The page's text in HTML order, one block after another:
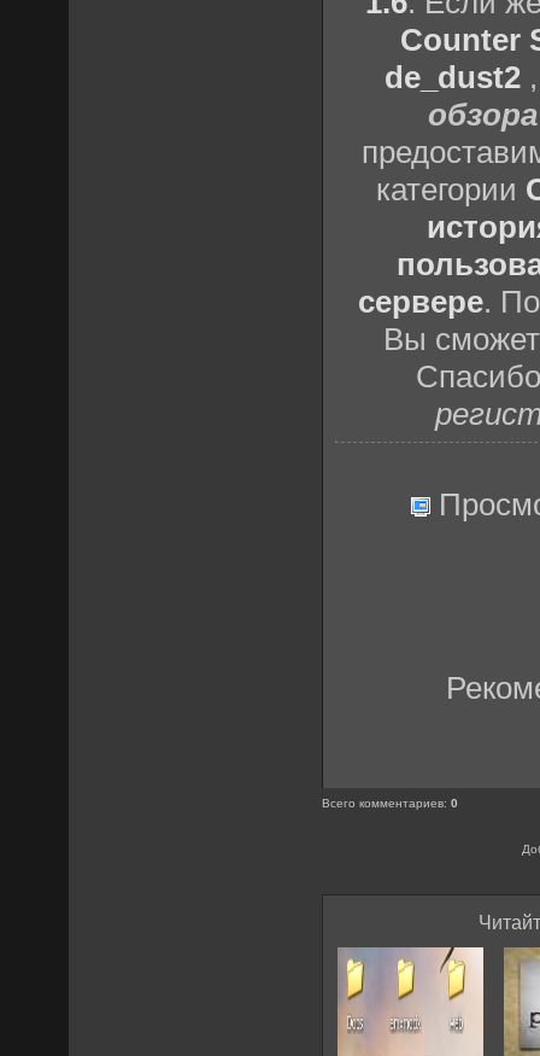
Counter
de_dust2
категории
сервере.
Вы
Всего комментариев:0